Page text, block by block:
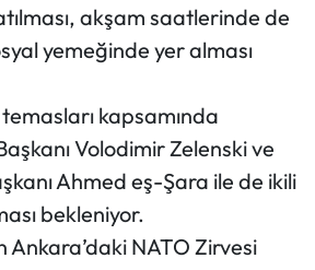
akşam saatlerinde de
yemeğinde yer alması
kapsamında
Volodimir Zelenski ve
Ahmed eş-Şara ile de ikili
bekleniyor.
Ankara’daki NATO Zirvesi